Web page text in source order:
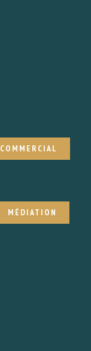
COMMERCIAL
MÉDIATION